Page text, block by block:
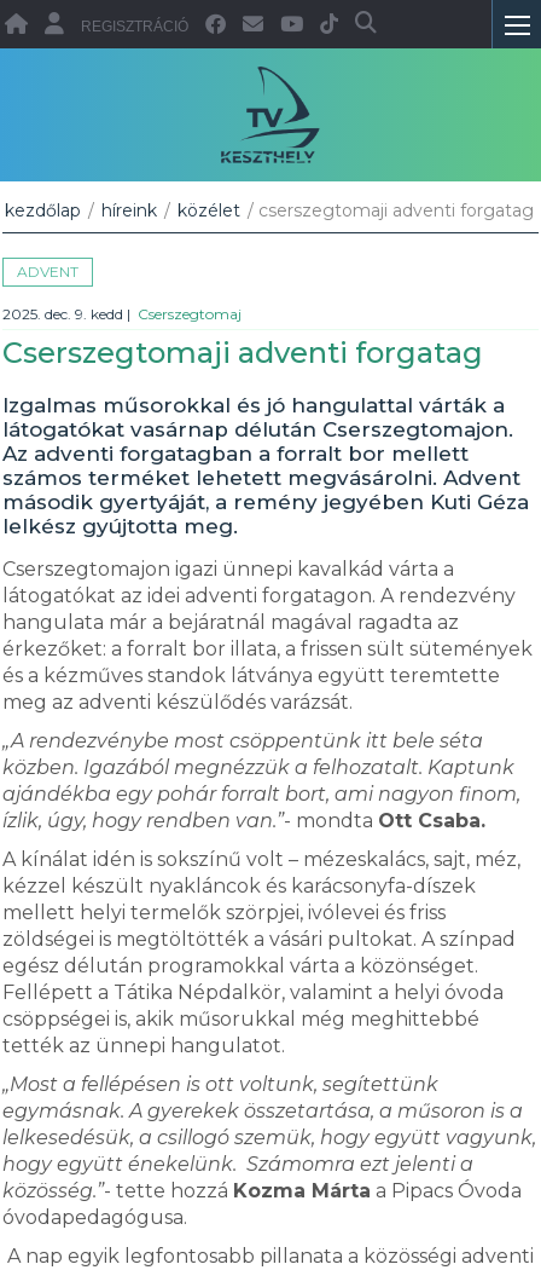
REGISZTRÁCIÓ
kezdőlap / híreink / közélet / cserszegtomaji adventi forgatag
ADVENT
2025. dec. 9. kedd | Cserszegtomaj
Cserszegtomaji adventi forgatag
Izgalmas műsorokkal és jó hangulattal várták a
látogatókat vasárnap délután Cserszegtomajon.
Az adventi forgatagban a forralt bor mellett
számos terméket lehetett megvásárolni. Advent
második gyertyáját, a remény jegyében Kuti Géza
lelkész gyújtotta meg.
Cserszegtomajon igazi ünnepi kavalkád várta a
látogatókat az idei adventi forgatagon. A rendezvény
hangulata már a bejáratnál magával ragadta az
érkezőket: a forralt bor illata, a frissen sült sütemények
és a kézműves standok látványa együtt teremtette
meg az adventi készülődés varázsát.
„A rendezvénybe most csöppentünk itt bele séta
közben. Igazából megnézzük a felhozatalt. Kaptunk
ajándékba egy pohár forralt bort, ami nagyon finom,
ízlik, úgy, hogy rendben van.”- mondta Ott Csaba.
A kínálat idén is sokszínű volt – mézeskalács, sajt, méz,
kézzel készült nyakláncok és karácsonyfa-díszek
mellett helyi termelők szörpjei, ivólevei és friss
zöldségei is megtöltötték a vásári pultokat. A színpad
egész délután programokkal várta a közönséget.
Fellépett a Tátika Népdalkör, valamint a helyi óvoda
csöppségei is, akik műsorukkal még meghittebbé
tették az ünnepi hangulatot.
„Most a fellépésen is ott voltunk, segítettünk
egymásnak. A gyerekek összetartása, a műsoron is a
lelkesedésük, a csillogó szemük, hogy együtt vagyunk,
hogy együtt énekelünk. Számomra ezt jelenti a
közösség.”- tette hozzá Kozma Márta a Pipacs Óvoda
óvodapedagógusa.
A nap egyik legfontosabb pillanata a közösségi adventi